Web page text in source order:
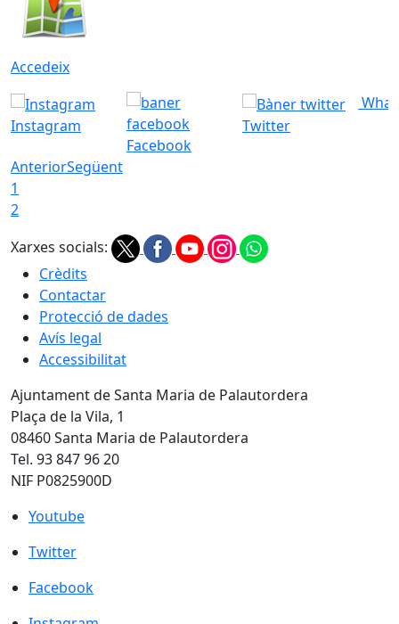
Accedeix
Instagram
Facebook
Twitter
AnteriorSegüent
1
2
Xarxes socials:
Crèdits
Contactar
Protecció de dades
Avís legal
Accessibilitat
Ajuntament de Santa Maria de Palautordera
Plaça de la Vila, 1
08460 Santa Maria de Palautordera
Tel. 93 847 96 20
NIF P0825900D
Youtube
Youtube
Twitter
Twitter
Facebook
Facebook